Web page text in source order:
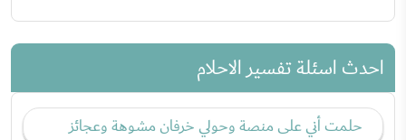
احدث اسئلة تفسير الاحلام
حلمت أني على منصة وحولي خرفان مشوهة وعجائز